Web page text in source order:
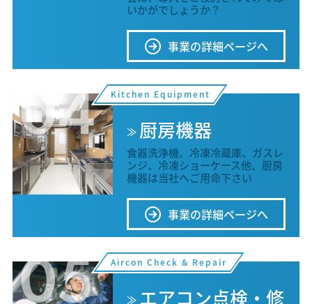
いかがでしょうか？
事業の詳細ページへ
04 Kitchen Equipment
厨房機器
食器洗浄機、冷凍冷蔵庫、ガスレ
ンジ、冷凍ショーケース他、厨房
機器は当社へご用命下さい
事業の詳細ページへ
05 Aircon Check & Repair
エアコン点検・修